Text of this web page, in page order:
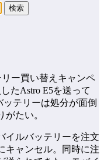
ー買い替えキャンペ
たAstro E5を送って
テリーは処分が面倒
たい。
イルバッテリーを注文
キャンセル。同時に注